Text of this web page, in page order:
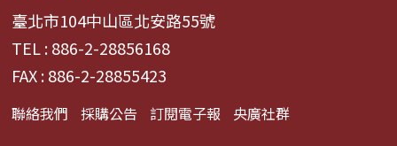
臺北市104中山區北安路55號
TEL : 886-2-28856168
FAX : 886-2-28855423
聯絡我們 採購公告 訂閱電子報 央廣社群